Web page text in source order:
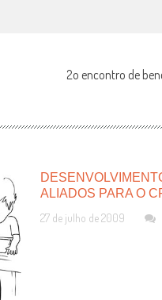
2o encontro de
ALIADOS PARA O
27 de julho de 2009